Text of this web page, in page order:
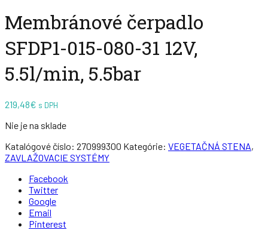
Membránové čerpadlo
SFDP1-015-080-31 12V,
5.5l/min, 5.5bar
219,48€ s DPH
Nie je na sklade
Katalógové číslo: 270999300 Kategórie: VEGETAČNÁ STENA,
ZAVLAŽOVACIE SYSTÉMY
Facebook
Twitter
Google
Email
Pinterest